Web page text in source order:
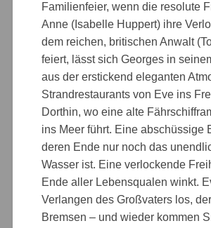
Familienfeier, wenn die resolute
Anne (Isabelle Huppert) ihre
dem reichen, britischen Anwalt
feiert, lässt sich Georges in
aus der erstickend eleganten
Strandrestaurants von Eve ins
Dorthin, wo eine alte
ins Meer führt. Eine abschüssige
deren Ende nur noch das
Wasser ist. Eine verlockende
Ende aller Lebensqualen winkt.
Verlangen des Großvaters los,
Bremsen – und wieder kommen